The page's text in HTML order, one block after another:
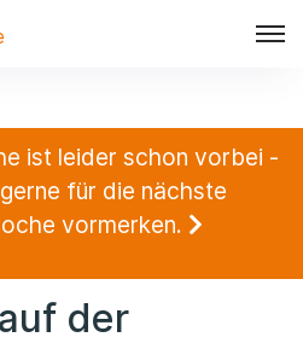
ist leider schon vorbei -
für die nächste
vormerken.
der